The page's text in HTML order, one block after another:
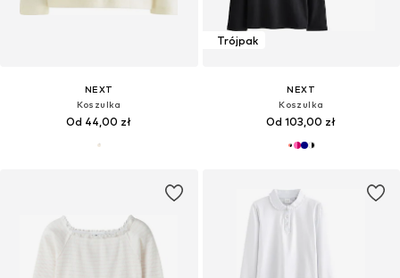
NEXT
Koszulka
Od 44,00 zł
Trójpak
NEXT
Koszulka
Od 103,00 zł